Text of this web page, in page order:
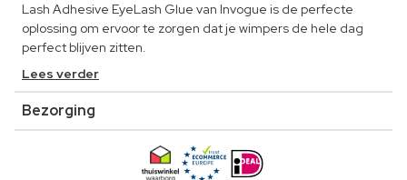
Lash Adhesive EyeLash Glue van Invogue is de perfecte
oplossing om ervoor te zorgen dat je wimpers de hele dag
perfect blijven zitten.
Lees verder
Bezorging